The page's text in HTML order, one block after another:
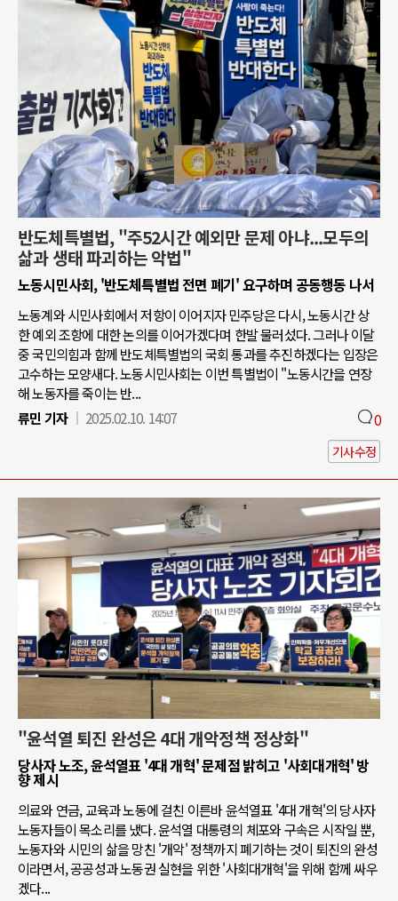
반도체특별법, "주52시간 예외만 문제 아냐...모두의
삶과 생태 파괴하는 악법"
노동시민사회, '반도체특별법 전면 폐기' 요구하며 공동행동 나서
노동계와 시민사회에서 저항이 이어지자 민주당은 다시, 노동시간 상
한 예외 조항에 대한 논의를 이어가겠다며 한발 물러섰다. 그러나 이달
중 국민의힘과 함께 반도체특별법의 국회 통과를 추진하겠다는 입장은
고수하는 모양새다. 노동시민사회는 이번 특별법이 "노동시간을 연장
해 노동자를 죽이는 반...
류민 기자
2025.02.10. 14:07 0
기사수정
"윤석열 퇴진 완성은 4대 개악정책 정상화"
당사자 노조, 윤석열표 '4대 개혁' 문제점 밝히고 '사회대개혁' 방
향 제시
의료와 연금, 교육과 노동에 걸친 이른바 윤석열표 '4대 개혁'의 당사자
노동자들이 목소리를 냈다. 윤석열 대통령의 체포와 구속은 시작일 뿐,
노동자와 시민의 삶을 망친 '개악' 정책까지 폐기하는 것이 퇴진의 완성
이라면서, 공공성과 노동권 실현을 위한 '사회대개혁'을 위해 함께 싸우
겠다...